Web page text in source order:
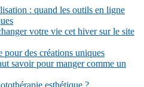
: quand les outils en ligne
votre vie cet hiver sur le site
des créations uniques
savoir pour manger comme un
esthétique ?